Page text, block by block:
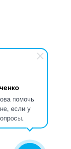
помочь
если у